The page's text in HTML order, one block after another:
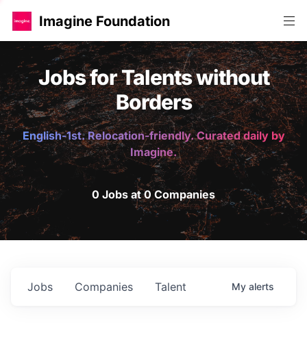
Imagine Foundation
Jobs for Talents without
Borders
English-1st. Relocation-friendly. Curated daily by
Imagine.
0 Jobs at 0 Companies
Jobs Companies Talent My alerts